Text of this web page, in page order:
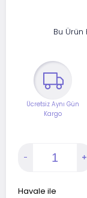
Bu
Ücretsiz Aynı Gün
Kargo
Havale ile